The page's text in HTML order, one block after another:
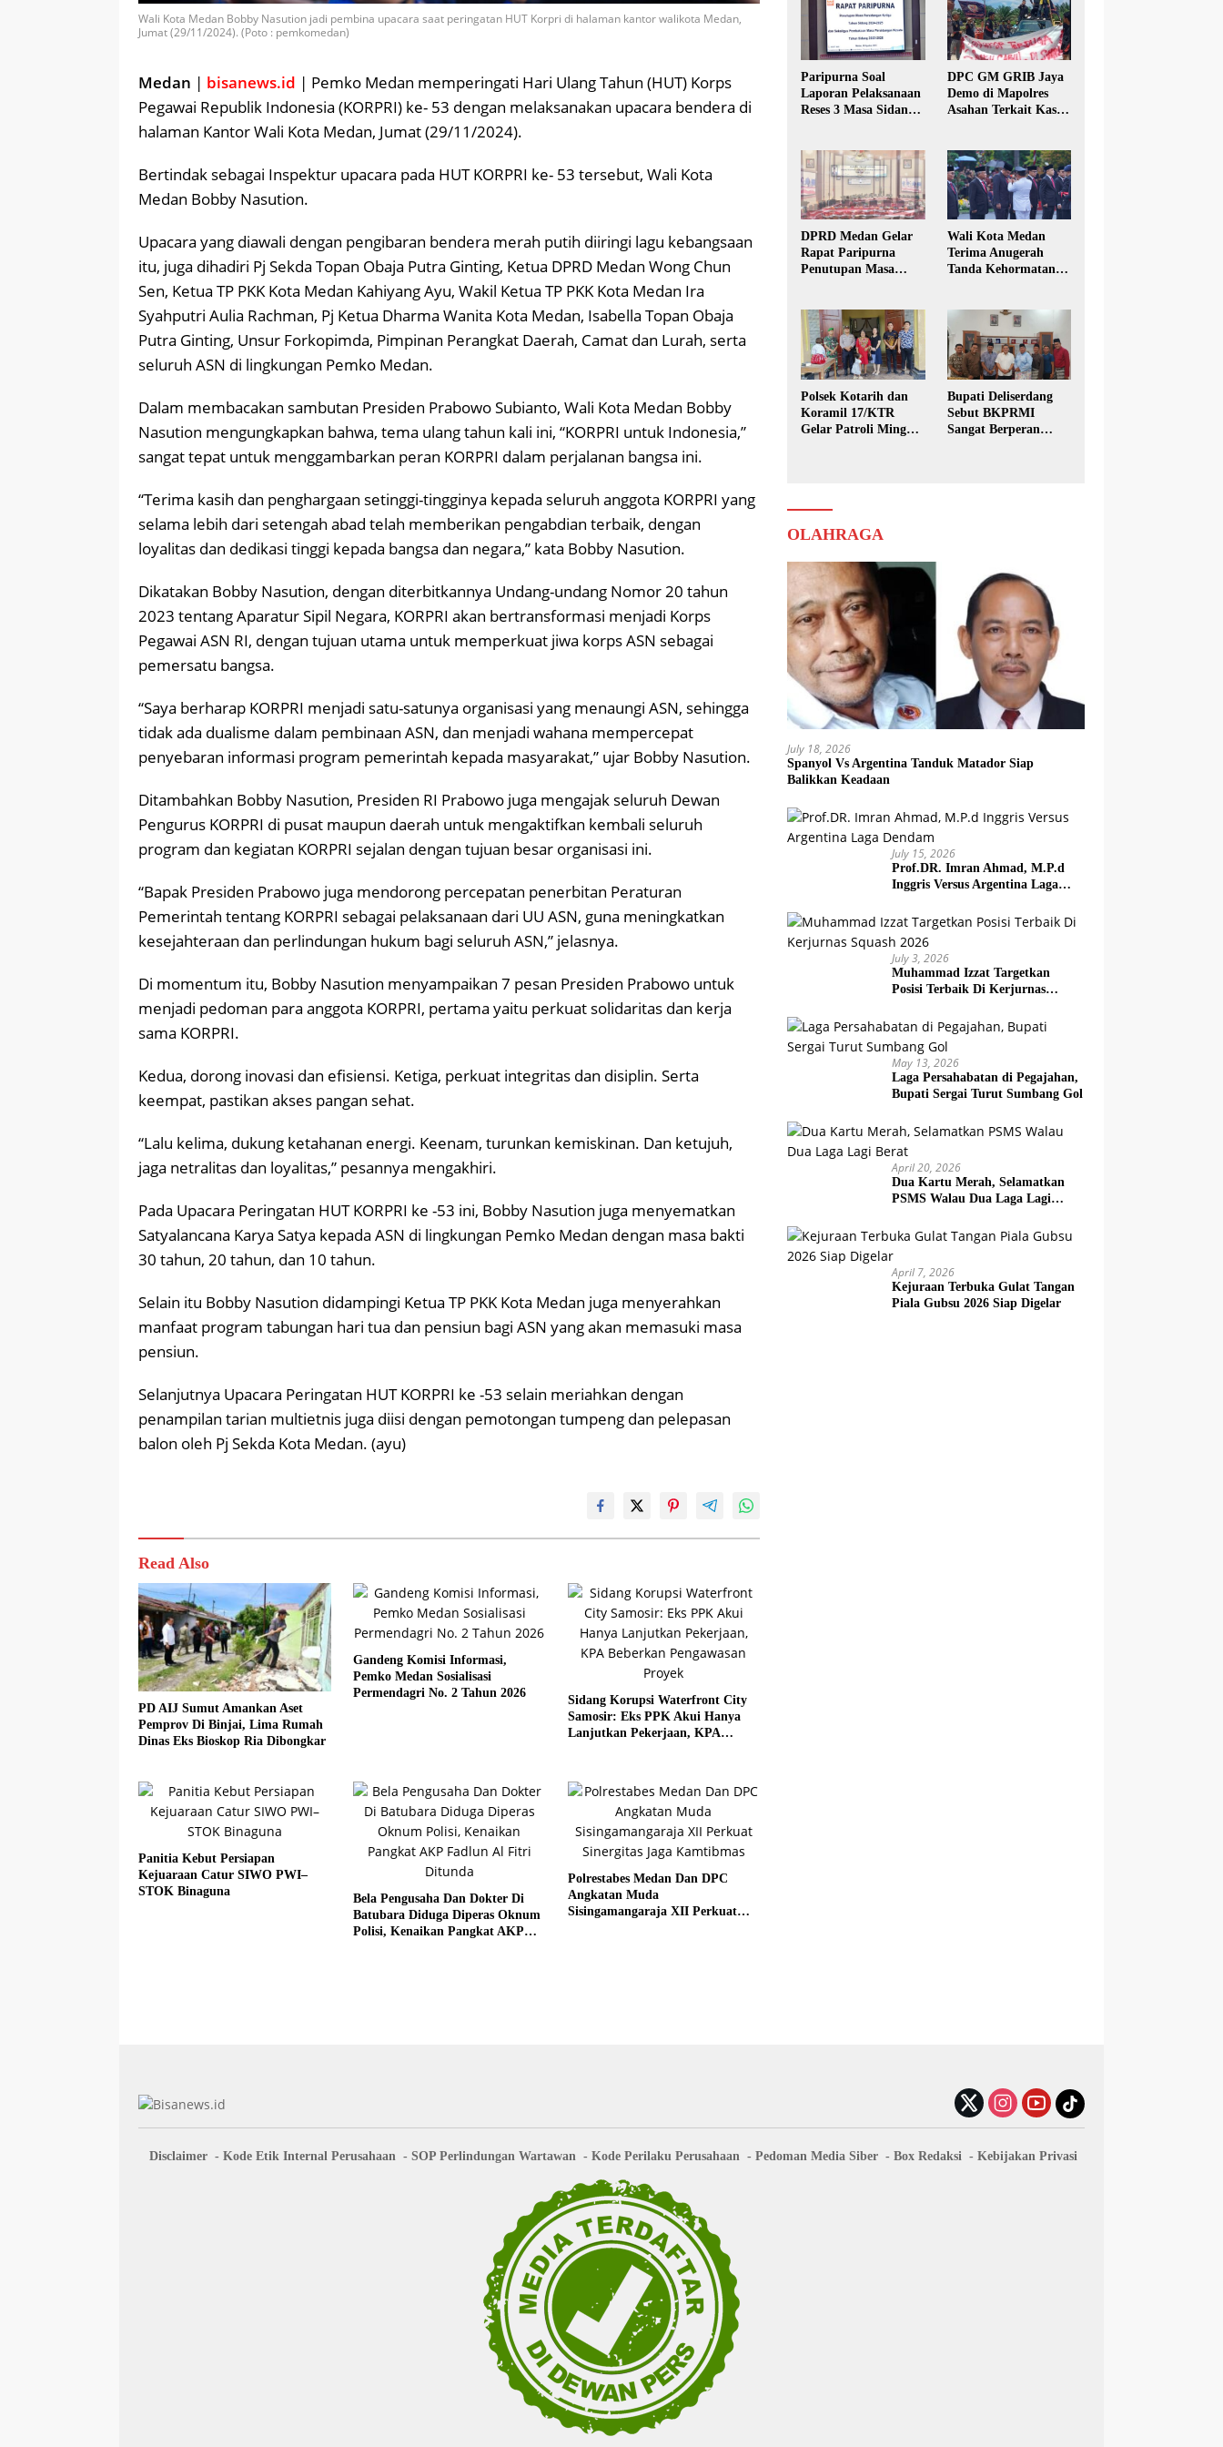
Wali Kota Medan Bobby Nasution jadi pembina upacara saat peringatan HUT Korpri di halaman kantor walikota Medan,
Jumat (29/11/2024). (Poto : pemkomedan)
Medan | bisanews.id | Pemko Medan memperingati Hari Ulang Tahun (HUT) Korps
Pegawai Republik Indonesia (KORPRI) ke- 53 dengan melaksanakan upacara bendera di
halaman Kantor Wali Kota Medan, Jumat (29/11/2024).
Bertindak sebagai Inspektur upacara pada HUT KORPRI ke- 53 tersebut, Wali Kota
Medan Bobby Nasution.
Upacara yang diawali dengan pengibaran bendera merah putih diiringi lagu kebangsaan
itu, juga dihadiri Pj Sekda Topan Obaja Putra Ginting, Ketua DPRD Medan Wong Chun
Sen, Ketua TP PKK Kota Medan Kahiyang Ayu, Wakil Ketua TP PKK Kota Medan Ira
Syahputri Aulia Rachman, Pj Ketua Dharma Wanita Kota Medan, Isabella Topan Obaja
Putra Ginting, Unsur Forkopimda, Pimpinan Perangkat Daerah, Camat dan Lurah, serta
seluruh ASN di lingkungan Pemko Medan.
Dalam membacakan sambutan Presiden Prabowo Subianto, Wali Kota Medan Bobby
Nasution mengungkapkan bahwa, tema ulang tahun kali ini, “KORPRI untuk Indonesia,”
sangat tepat untuk menggambarkan peran KORPRI dalam perjalanan bangsa ini.
“Terima kasih dan penghargaan setinggi-tingginya kepada seluruh anggota KORPRI yang
selama lebih dari setengah abad telah memberikan pengabdian terbaik, dengan
loyalitas dan dedikasi tinggi kepada bangsa dan negara,” kata Bobby Nasution.
Dikatakan Bobby Nasution, dengan diterbitkannya Undang-undang Nomor 20 tahun
2023 tentang Aparatur Sipil Negara, KORPRI akan bertransformasi menjadi Korps
Pegawai ASN RI, dengan tujuan utama untuk memperkuat jiwa korps ASN sebagai
pemersatu bangsa.
“Saya berharap KORPRI menjadi satu-satunya organisasi yang menaungi ASN, sehingga
tidak ada dualisme dalam pembinaan ASN, dan menjadi wahana mempercepat
penyebaran informasi program pemerintah kepada masyarakat,” ujar Bobby Nasution.
Ditambahkan Bobby Nasution, Presiden RI Prabowo juga mengajak seluruh Dewan
Pengurus KORPRI di pusat maupun daerah untuk mengaktifkan kembali seluruh
program dan kegiatan KORPRI sejalan dengan tujuan besar organisasi ini.
“Bapak Presiden Prabowo juga mendorong percepatan penerbitan Peraturan
Pemerintah tentang KORPRI sebagai pelaksanaan dari UU ASN, guna meningkatkan
kesejahteraan dan perlindungan hukum bagi seluruh ASN,” jelasnya.
Di momentum itu, Bobby Nasution menyampaikan 7 pesan Presiden Prabowo untuk
menjadi pedoman para anggota KORPRI, pertama yaitu perkuat solidaritas dan kerja
sama KORPRI.
Kedua, dorong inovasi dan efisiensi. Ketiga, perkuat integritas dan disiplin. Serta
keempat, pastikan akses pangan sehat.
“Lalu kelima, dukung ketahanan energi. Keenam, turunkan kemiskinan. Dan ketujuh,
jaga netralitas dan loyalitas,” pesannya mengakhiri.
Pada Upacara Peringatan HUT KORPRI ke -53 ini, Bobby Nasution juga menyematkan
Satyalancana Karya Satya kepada ASN di lingkungan Pemko Medan dengan masa bakti
30 tahun, 20 tahun, dan 10 tahun.
Selain itu Bobby Nasution didampingi Ketua TP PKK Kota Medan juga menyerahkan
manfaat program tabungan hari tua dan pensiun bagi ASN yang akan memasuki masa
pensiun.
Selanjutnya Upacara Peringatan HUT KORPRI ke -53 selain meriahkan dengan
penampilan tarian multietnis juga diisi dengan pemotongan tumpeng dan pelepasan
balon oleh Pj Sekda Kota Medan. (ayu)
Read Also
PD AIJ Sumut Amankan Aset
Pemprov Di Binjai, Lima Rumah
Dinas Eks Bioskop Ria Dibongkar
Gandeng Komisi Informasi,
Pemko Medan Sosialisasi
Permendagri No. 2 Tahun 2026
Sidang Korupsi Waterfront City
Samosir: Eks PPK Akui Hanya
Lanjutkan Pekerjaan, KPA
Panitia Kebut Persiapan
Kejuaraan Catur SIWO PWI–
STOK Binaguna
Bela Pengusaha Dan Dokter Di
Batubara Diduga Diperas Oknum
Polisi, Kenaikan Pangkat AKP
Polrestabes Medan Dan DPC
Angkatan Muda
Sisingamangaraja XII Perkuat
Paripurna Soal
Laporan Pelaksanaan
Reses 3 Masa Sidang
DPC GM GRIB Jaya
Demo di Mapolres
Asahan Terkait Kasus
DPRD Medan Gelar
Rapat Paripurna
Penutupan Masa
Wali Kota Medan
Terima Anugerah
Tanda Kehormatan
Polsek Kotarih dan
Koramil 17/KTR
Gelar Patroli Minggu
Bupati Deliserdang
Sebut BKPRMI
Sangat Berperan
OLAHRAGA
July 18, 2026
Spanyol Vs Argentina Tanduk Matador Siap
Balikkan Keadaan
July 15, 2026
Prof.DR. Imran Ahmad, M.P.d
Inggris Versus Argentina Laga
July 3, 2026
Muhammad Izzat Targetkan
Posisi Terbaik Di Kerjurnas
May 13, 2026
Laga Persahabatan di Pegajahan,
Bupati Sergai Turut Sumbang Gol
April 20, 2026
Dua Kartu Merah, Selamatkan
PSMS Walau Dua Laga Lagi
April 7, 2026
Kejuraan Terbuka Gulat Tangan
Piala Gubsu 2026 Siap Digelar
Disclaimer Kode Etik Internal Perusahaan SOP Perlindungan Wartawan Kode Perilaku Perusahaan Pedoman Media Siber Box Redaksi Kebijakan Privasi